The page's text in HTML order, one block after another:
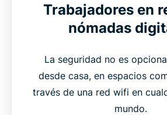
Trabajadores en
nómadas
La seguridad no es
desde casa, en espacios
través de una red wifi en
mundo.